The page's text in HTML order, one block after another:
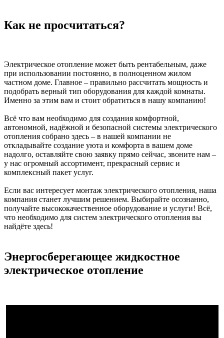
Как не просчитаться?
Электрическое отопление может быть рентабельным, даже
при использовании постоянно, в полноценном жилом
частном доме. Главное – правильно рассчитать мощность и
подобрать верный тип оборудования для каждой комнаты.
Именно за этим вам и стоит обратиться в нашу компанию!
Всё что вам необходимо для создания комфортной,
автономной, надёжной и безопасной системы электрического
отопления собрано здесь – в нашей компании не
откладывайте создание уюта и комфорта в вашем доме
надолго, оставляйте свою заявку прямо сейчас, звоните нам –
у нас огромный ассортимент, прекрасный сервис и
комплексный пакет услуг.
Если вас интересует монтаж электрического отопления, наша
компания станет лучшим решением. Выбирайте осознанно,
получайте высококачественное оборудование и услуги! Всё,
что необходимо для систем электрического отопления вы
найдёте здесь!
Энергосберегающее жидкостное
электрическое отопление